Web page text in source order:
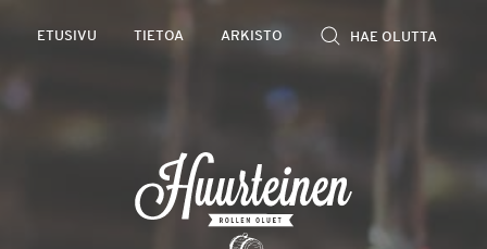
ETUSIVU TIETOA ARKISTO